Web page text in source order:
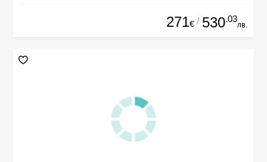
271€ / 530.03
лв.